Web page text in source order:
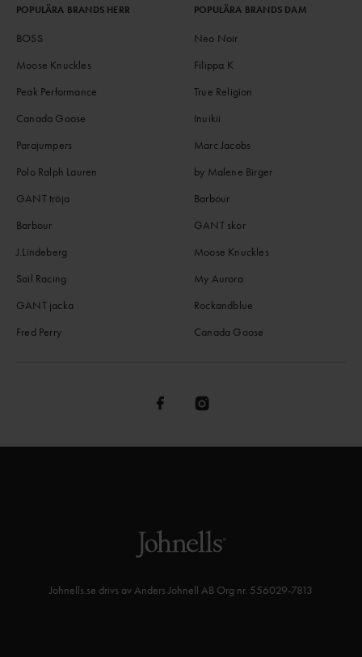
POPULÄRA BRANDS HERR
BOSS
Moose Knuckles
Peak Performance
Canada Goose
Parajumpers
Polo Ralph Lauren
GANT tröja
Barbour
J.Lindeberg
Sail Racing
GANT jacka
Fred Perry
POPULÄRA BRANDS DAM
Neo Noir
Filippa K
True Religion
Inuikii
Marc Jacobs
by Malene Birger
Barbour
GANT skor
Moose Knuckles
My Aurora
Rockandblue
Canada Goose
Johnells.se drivs av Anders Johnell AB Org nr. 556029-7813